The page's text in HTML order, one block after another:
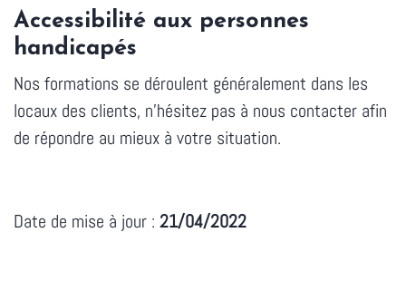
Accessibilité aux personnes
handicapés
Nos formations se déroulent généralement dans les
locaux des clients, n'hésitez pas à nous contacter afin
de répondre au mieux à votre situation.
Date de mise à jour : 21/04/2022